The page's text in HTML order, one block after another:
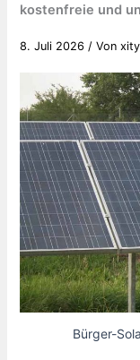
kostenfreie und
8. Juli 2026 / Von
Bürger-